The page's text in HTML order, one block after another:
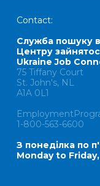
Contact:
Служба пошуку
Центру
Ukraine Job
75 Tiffany Court
St. John's, NL
A1A 0L1
1-800-563-6600
З понеділка по
Monday to